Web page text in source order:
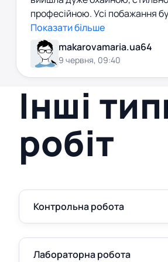
професійною. Усі побажання
враховані, а результат
очікування. Рекомендую до
Показати більше
makarovamaria.ua64
9 червня, 09:40
Інші
робіт
Контрольна робота
Лабораторна робота